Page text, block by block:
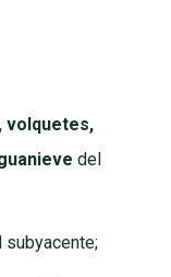
volquetes,
del